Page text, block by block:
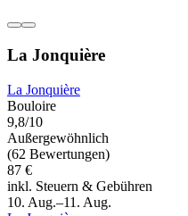
La Jonquière
La Jonquière
Bouloire
9,8/10
Außergewöhnlich
(62 Bewertungen)
87 €
inkl. Steuern & Gebühren
10. Aug.–11. Aug.